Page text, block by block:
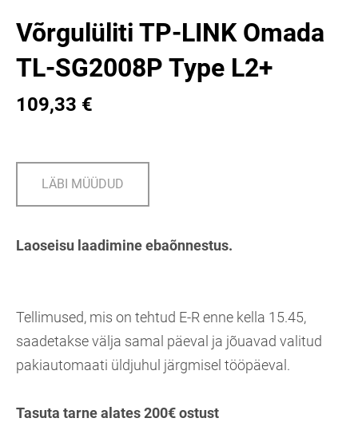
Võrgulüliti TP-LINK Omada
TL-SG2008P Type L2+
109,33 €
LÄBI MÜÜDUD
Laoseisu laadimine ebaõnnestus.
Tellimused, mis on tehtud E-R enne kella 15.45,
saadetakse välja samal päeval ja jõuavad valitud
pakiautomaati üldjuhul järgmisel tööpäeval.
Tasuta tarne alates 200€ ostust